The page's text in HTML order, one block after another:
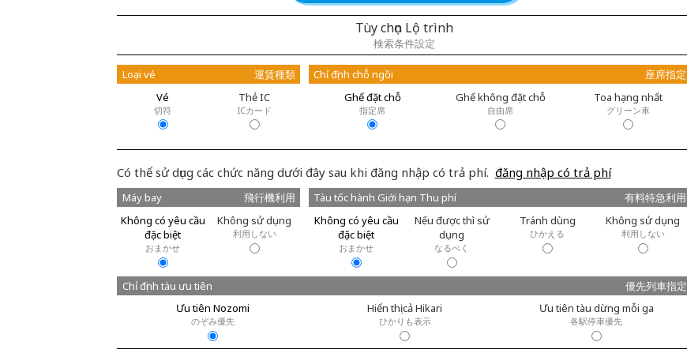
Tùy chọn Lộ trình
検索条件設定
Loại vé
運賃種類
Vé
切符
Thẻ IC
ICカード
Chỉ định chỗ ngồi
座席指定
Ghế đặt chỗ
指定席
Ghế không đặt chỗ
自由席
Toa hạng nhất
グリーン車
Có thể sử dụng các chức năng dưới đây sau khi đăng nhập có trả phí. đăng nhập có trả phí
Máy bay
飛行機利用
Không có yêu cầu
đặc biệt
おまかせ
Không sử dụng
利用しない
Tàu tốc hành Giới hạn Thu phí
有料特急利用
Không có yêu cầu
đặc biệt
おまかせ
Nếu được thì sử
dụng
なるべく
Tránh dùng
ひかえる
Không sử dụng
利用しない
Chỉ định tàu ưu tiên
優先列車指定
Ưu tiên Nozomi
のぞみ優先
Hiển thị cả Hikari
ひかりも表示
Ưu tiên tàu dừng mỗi ga
各駅停車優先